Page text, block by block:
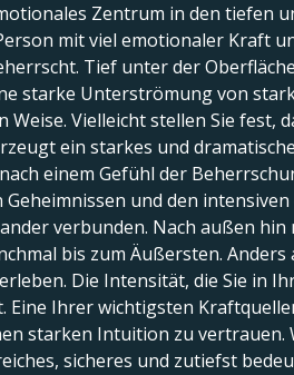
Zentrum in den tiefen
mit viel emotionaler Kraft
Tief unter der
starke Unterströmung von
Vielleicht stellen Sie fest,
ein starkes und
einem Gefühl der
und den
verbunden. Nach außen
bis zum Äußersten. Anders
Die Intensität, die Sie in
Ihrer wichtigsten
starken Intuition zu
sicheres und zutiefst